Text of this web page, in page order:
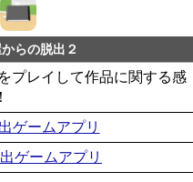
らの脱出２
プレイして作品に関する感
ゲームアプリ
ゲームアプリ